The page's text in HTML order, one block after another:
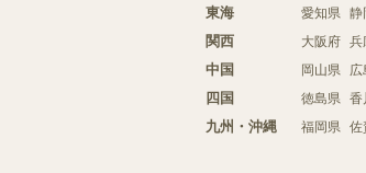
東海 愛知県 静
関西 大阪府 兵
中国 岡山県 広
四国 徳島県 香
九州・沖縄 福岡県 佐